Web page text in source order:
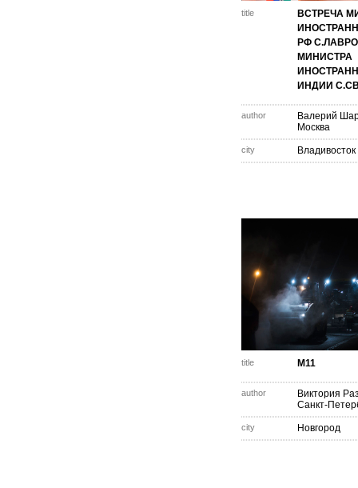
title
ВСТРЕЧА
РФ
МИНИСТРА
ИНДИИ
author
Валерий
Москва
city Владивосток
title М11
author
Виктория
Санкт-
city Новгород